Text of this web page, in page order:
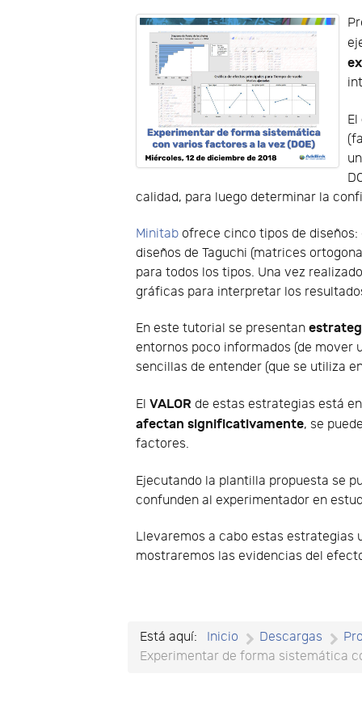
El
calidad, para luego determinar la
Minitab ofrece cinco tipos de
diseños de Taguchi (matrices
para todos los tipos. Una vez
gráficas para interpretar los
En este tutorial se presentan
entornos poco informados (de mover
sencillas de entender (que se utiliza
ElVALOR de estas estrategias está
afectan significativamente, se
factores.
Ejecutando la plantilla propuesta se
confunden al experimentador en
Llevaremos a cabo estas
mostraremos las evidencias del
Está aquí: Inicio Descargas
Experimentar de forma sistemática